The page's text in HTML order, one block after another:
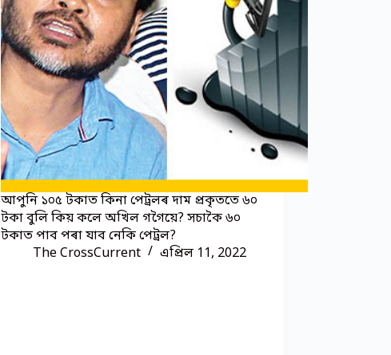
আপুনি ১০৫ টকাত কিনা পেট্ৰলৰ দাম প্ৰকৃততে ৬০
টকা বুলি কিয় কলে অখিল গগৈয়ে? সচাকৈ ৬০
টকাত পাব পৰা যাব নেকি পেট্ৰল?
The CrossCurrent
এপ্ৰিল 11, 2022